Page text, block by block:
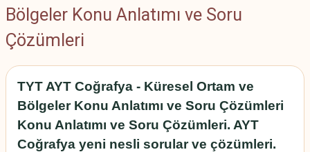
Bölgeler Konu Anlatımı ve Soru
Çözümleri
TYT AYT Coğrafya - Küresel Ortam ve
Bölgeler Konu Anlatımı ve Soru Çözümleri
Konu Anlatımı ve Soru Çözümleri. AYT
Coğrafya yeni nesli sorular ve çözümleri.
İndirim Paketleri